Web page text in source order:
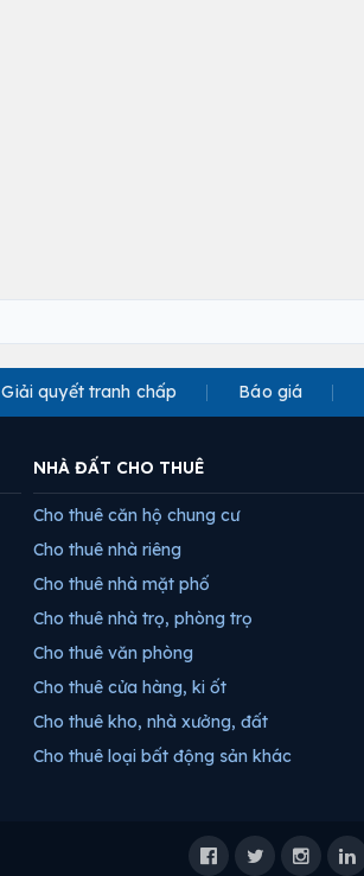
Giải quyết tranh chấp Báo giá
NHÀ ĐẤT CHO THUÊ
Cho thuê căn hộ chung cư
Cho thuê nhà riêng
Cho thuê nhà mặt phố
Cho thuê nhà trọ, phòng trọ
Cho thuê văn phòng
Cho thuê cửa hàng, ki ốt
Cho thuê kho, nhà xưởng, đất
Cho thuê loại bất động sản khác